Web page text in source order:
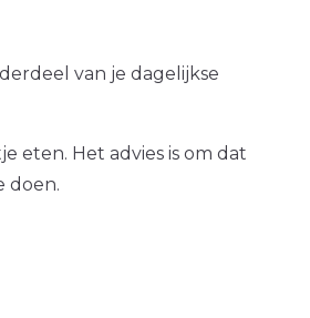
van je dagelijkse
eten. Het advies is om dat
doen.